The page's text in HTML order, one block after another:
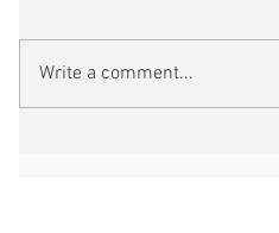
Write a comment...